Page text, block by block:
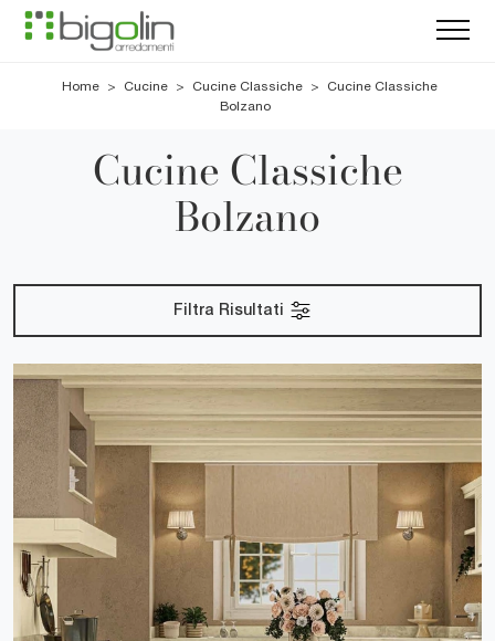
Home > Cucine > Cucine Classiche >
Cucine Classiche
Bolzano
Cucine Classiche
Bolzano
Filtra Risultati